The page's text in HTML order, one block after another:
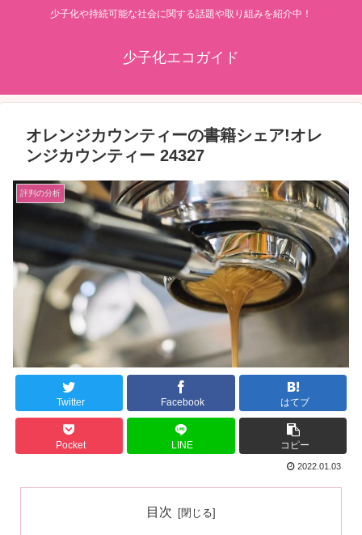
少子化や持続可能な社会に関する話題や取り組みを紹介中！
少子化エコガイド
オレンジカウンティーの書籍シェア!オレ
ンジカウンティー 24327
評判の分析
Twitter Facebook はてブ
Pocket LINE コピー
2022.01.03
目次